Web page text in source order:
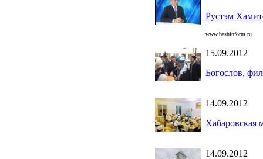
Рустэм
www.bashinform.ru
15.09.2012
Богослов,
14.09.2012
Хабаровская
14.09.2012